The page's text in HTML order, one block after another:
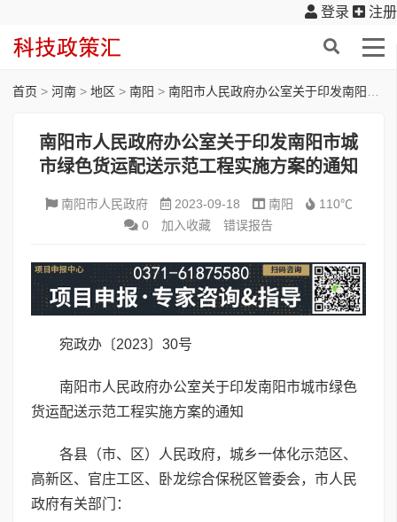
登录 注册
首页 > 河南 > 地区 > 南阳 > 南阳市人民政府办公室关于印发南阳市城市绿色货运配送示范工程实施方案的通知
南阳市人民政府办公室关于印发南阳市城
市绿色货运配送示范工程实施方案的通知
南阳市人民政府 2023-09-18 南阳
110℃
0
加入收藏 错误报告
宛政办〔2023〕30号
南阳市人民政府办公室关于印发南阳市城市绿色
货运配送示范工程实施方案的通知
各县（市、区）人民政府，城乡一体化示范区、
高新区、官庄工区、卧龙综合保税区管委会，市人民
政府有关部门：